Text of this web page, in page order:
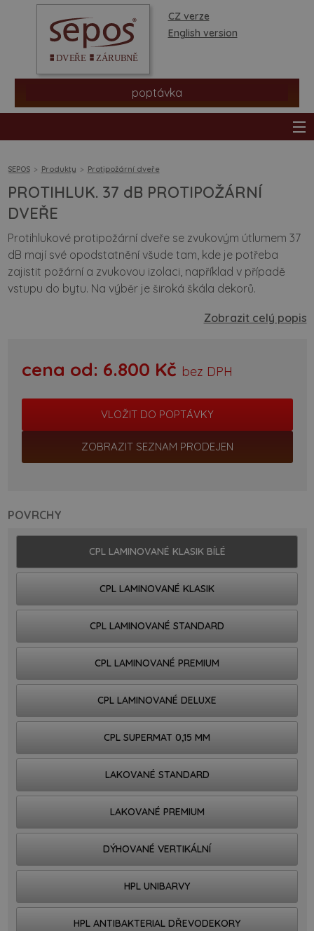
CZ verze
English version
poptávka
produkty
prodejní síť
informace a rady
SEPOS Produkty Protipožární dveře
PROTIHLUK. 37 dB PROTIPOŽÁRNÍ
DVEŘE
Protihlukové protipožární dveře se zvukovým útlumem 37
dB mají své opodstatnění všude tam, kde je potřeba
zajistit požární a zvukovou izolaci, například v případě
vstupu do bytu. Na výběr je široká škála dekorů.
Zobrazit celý popis
cena od: 6.800 Kč bez DPH
ZOBRAZIT SEZNAM PRODEJEN
POVRCHY
CPL LAMINOVANÉ KLASIK BÍLÉ
CPL LAMINOVANÉ KLASIK
CPL LAMINOVANÉ STANDARD
CPL LAMINOVANÉ PREMIUM
CPL LAMINOVANÉ DELUXE
CPL SUPERMAT 0,15 MM
LAKOVANÉ STANDARD
LAKOVANÉ PREMIUM
DÝHOVANÉ VERTIKÁLNÍ
HPL UNIBARVY
HPL ANTIBAKTERIAL DŘEVODEKORY